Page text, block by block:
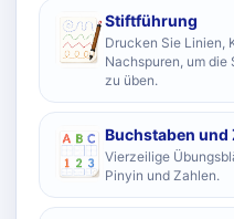
Stiftführung
Drucken Sie Linien,
Nachspuren, um
zu üben.
Buchstaben und
Vierzeilige
Pinyin und Zahlen.